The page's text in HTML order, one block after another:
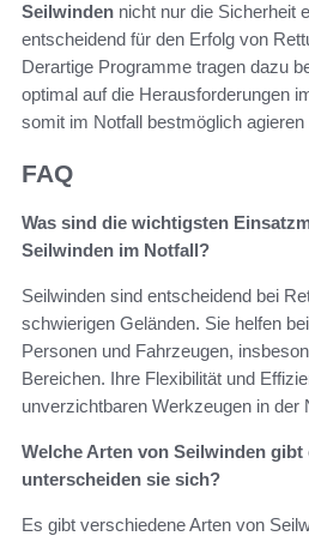
Seilwinden nicht nur die Sicherheit
entscheidend für den Erfolg von
Derartige Programme tragen dazu
optimal auf die Herausforderungen
somit im Notfall bestmöglich agieren
FAQ
Was sind die wichtigsten
Seilwinden im Notfall?
Seilwinden sind entscheidend bei
schwierigen Geländen. Sie helfen
Personen und Fahrzeugen,
Bereichen. Ihre Flexibilität und
unverzichtbaren Werkzeugen in der
Welche Arten von Seilwinden gibt
unterscheiden sie sich?
Es gibt verschiedene Arten von